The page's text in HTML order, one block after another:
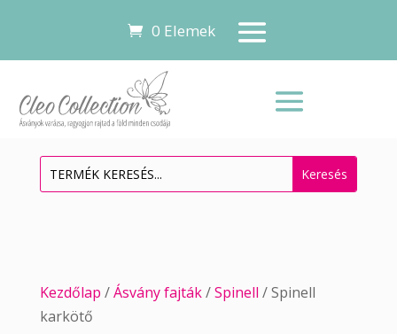
0 Elemek
Kezdőlap /Ásvány fajták/Spinell / Spinell
karkötő